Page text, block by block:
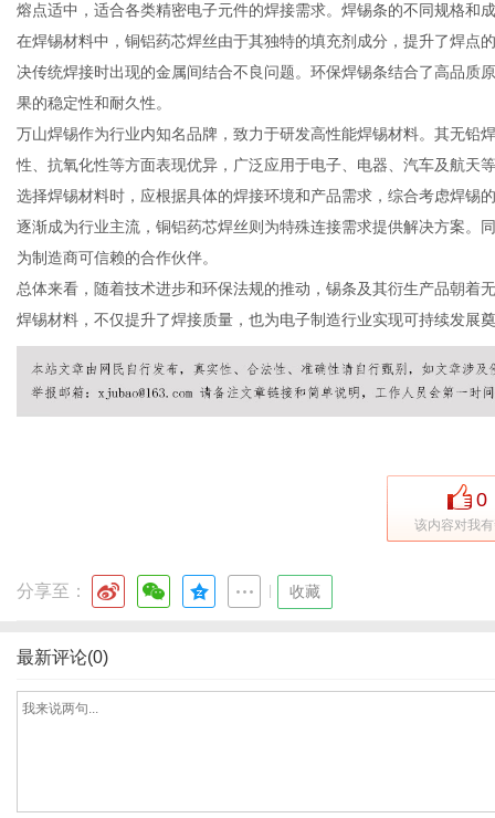
熔点适中，适合各类精密电子元件的焊接需求。焊锡条的不同规格和
在焊锡材料中，铜铝药芯焊丝由于其独特的填充剂成分，提升了焊点
决传统焊接时出现的金属间结合不良问题。环保焊锡条结合了高品质
果的稳定性和耐久性。
万山焊锡作为行业内知名品牌，致力于研发高性能焊锡材料。其无铅
性、抗氧化性等方面表现优异，广泛应用于电子、电器、汽车及航天
选择焊锡材料时，应根据具体的焊接环境和产品需求，综合考虑焊锡
逐渐成为行业主流，铜铝药芯焊丝则为特殊连接需求提供解决方案。
为制造商可信赖的合作伙伴。
总体来看，随着技术进步和环保法规的推动，锡条及其衍生产品朝着
焊锡材料，不仅提升了焊接质量，也为电子制造行业实现可持续发展
0
该内容对我
分享至： 收藏
最新评论(0)